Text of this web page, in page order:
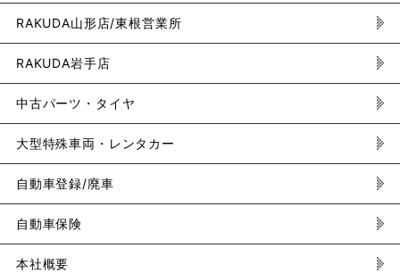
RAKUDA山形店/東根営業所
RAKUDA岩手店
中古パーツ・タイヤ
大型特殊車両・レンタカー
自動車登録/廃車
自動車保険
本社概要